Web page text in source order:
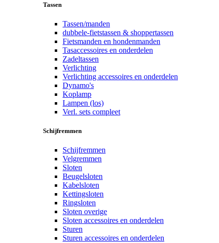
Tassen
Tassen/manden
dubbele-fietstassen & shoppertassen
Fietsmanden en hondenmanden
Tasaccessoires en onderdelen
Zadeltassen
Verlichting
Verlichting accessoires en onderdelen
Dynamo's
Koplamp
Lampen (los)
Verl. sets compleet
Schijfremmen
Schijfremmen
Velgremmen
Sloten
Beugelsloten
Kabelsloten
Kettingsloten
Ringsloten
Sloten overige
Sloten accessoires en onderdelen
Sturen
Sturen accessoires en onderdelen